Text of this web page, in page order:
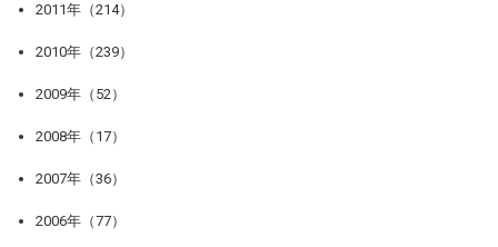
2011年（214）
2010年（239）
2009年（52）
2008年（17）
2007年（36）
2006年（77）